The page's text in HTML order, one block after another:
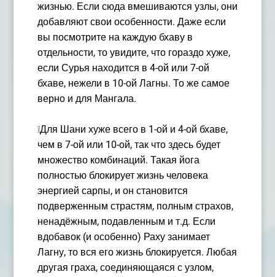
жизнью. Если сюда вмешиваются узлы, они
добавляют свои особенности. Даже если
вы посмотрите на каждую бхаву в
отдельности, то увидите, что гораздо хуже,
если Сурья находится в 4-ой или 7-ой
бхаве, нежели в 10-ой Лагны. То же самое
верно и для Мангала.
❕Для Шани хуже всего в 1-ой и 4-ой бхаве,
чем в 7-ой или 10-ой, так что здесь будет
множество комбинаций. Такая йога
полностью блокирует жизнь человека
энергией сарпы, и он становится
подверженным страстям, полным страхов,
ненадёжным, подавленным и т.д. Если
вдобавок (и особенно) Раху занимает
Лагну, то вся его жизнь блокируется. Любая
другая граха, соединяющаяся с узлом,